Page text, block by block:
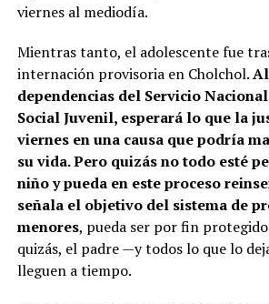
viernes al mediodía.
Mientras tanto, el adolescente fue
internación provisoria en Cholchol.
dependencias del Servicio
Social Juvenil, esperará lo que la
viernes en una causa que podría
su vida. Pero quizás no todo esté
niño y pueda en este proceso
señala el objetivo del sistema de
menores, pueda ser por fin
quizás, el padre —y todos lo que lo
lleguen a tiempo.